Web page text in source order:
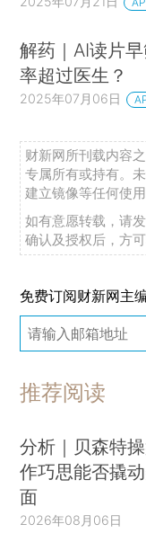
解药｜AI读片
率超过医生？
2025年07月06日
财新网所刊载内容
专属所有或持有。
建立镜像等任何使用
如有意愿转载，请
确认及授权后，方可
免费订阅财新网主
推荐阅读
分析｜贝森特
作巧思能否撬
面
2026年08月06日